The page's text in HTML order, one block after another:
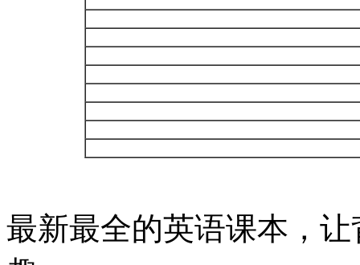
最新最全的英语课本，